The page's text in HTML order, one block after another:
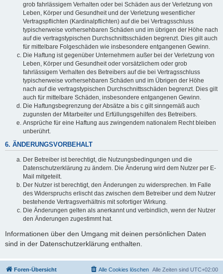
grob fahrlässigem Verhalten oder bei Schäden aus der Verletzung von
Leben, Körper und Gesundheit und der Verletzung wesentlicher
Vertragspflichten (Kardinalpflichten) auf die bei Vertragsschluss
typischerweise vorhersehbaren Schäden und im übrigen der Höhe nach
auf die vertragstypischen Durchschnittsschäden begrenzt. Dies gilt auch
für mittelbare Folgeschäden wie insbesondere entgangenen Gewinn.
Die Haftung ist gegenüber Unternehmern außer bei der Verletzung von
Leben, Körper und Gesundheit oder vorsätzlichem oder grob
fahrlässigem Verhalten des Betreibers auf die bei Vertragsschluss
typischerweise vorhersehbaren Schäden und im Übrigen der Höhe
nach auf die vertragstypischen Durchschnittsschäden begrenzt. Dies gilt
auch für mittelbare Schäden, insbesondere entgangenen Gewinn.
Die Haftungsbegrenzung der Absätze a bis c gilt sinngemäß auch
zugunsten der Mitarbeiter und Erfüllungsgehilfen des Betreibers.
Ansprüche für eine Haftung aus zwingendem nationalem Recht bleiben
unberührt.
6. ÄNDERUNGSVORBEHALT
Der Betreiber ist berechtigt, die Nutzungsbedingungen und die
Datenschutzerklärung zu ändern. Die Änderung wird dem Nutzer per E-
Mail mitgeteilt.
Der Nutzer ist berechtigt, den Änderungen zu widersprechen. Im Falle
des Widerspruchs erlischt das zwischen dem Betreiber und dem Nutzer
bestehende Vertragsverhältnis mit sofortiger Wirkung.
Die Änderungen gelten als anerkannt und verbindlich, wenn der Nutzer
den Änderungen zugestimmt hat.
Informationen über den Umgang mit deinen persönlichen Daten
sind in der Datenschutzerklärung enthalten.
Foren-Übersicht Alle Zeiten sind UTC+02:00
Alle Cookies löschen